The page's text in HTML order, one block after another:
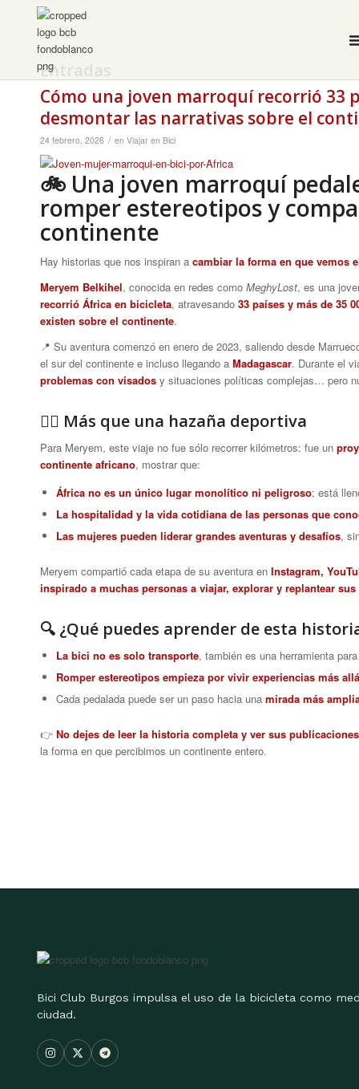
Entradas
Cómo una joven marroquí recorrió 33
desmontar las narrativas sobre el
24 febrero, 2026 / en Viajar en Bici
🚲 Una joven marroquí
romper estereotipos y
continente
Hay historias que nos inspiran a cambiar la forma en que vemos
Meryem Belkihel, conocida en redes como MeghyLost, es una
recorrió África en bicicleta, atravesando 33 países y más de 35
existen sobre el continente.
📍 Su aventura comenzó en enero de 2023, saliendo desde
el sur del continente e incluso llegando a Madagascar. Durante el
problemas con visados y situaciones políticas complejas… pero
🚴‍♀️ Más que una hazaña deportiva
Para Meryem, este viaje no fue sólo recorrer kilómetros: fue un
continente africano, mostrar que:
África no es un único lugar monolítico ni peligroso; está
La hospitalidad y la vida cotidiana de las personas que
Las mujeres pueden liderar grandes aventuras y desafíos,
Meryem compartió cada etapa de su aventura en Instagram,
inspirado a muchas personas a viajar, explorar y replantear
🔍 ¿Qué puedes aprender de esta
La bici no es solo transporte, también es una herramienta
Romper estereotipos empieza por vivir experiencias más
Cada pedalada puede ser un paso hacia una mirada más
👉 No dejes de leer la historia completa y ver sus publicaciones
la forma en que percibimos un continente entero.
Bici Club Burgos impulsa el uso de la bicicleta como
ciudad.